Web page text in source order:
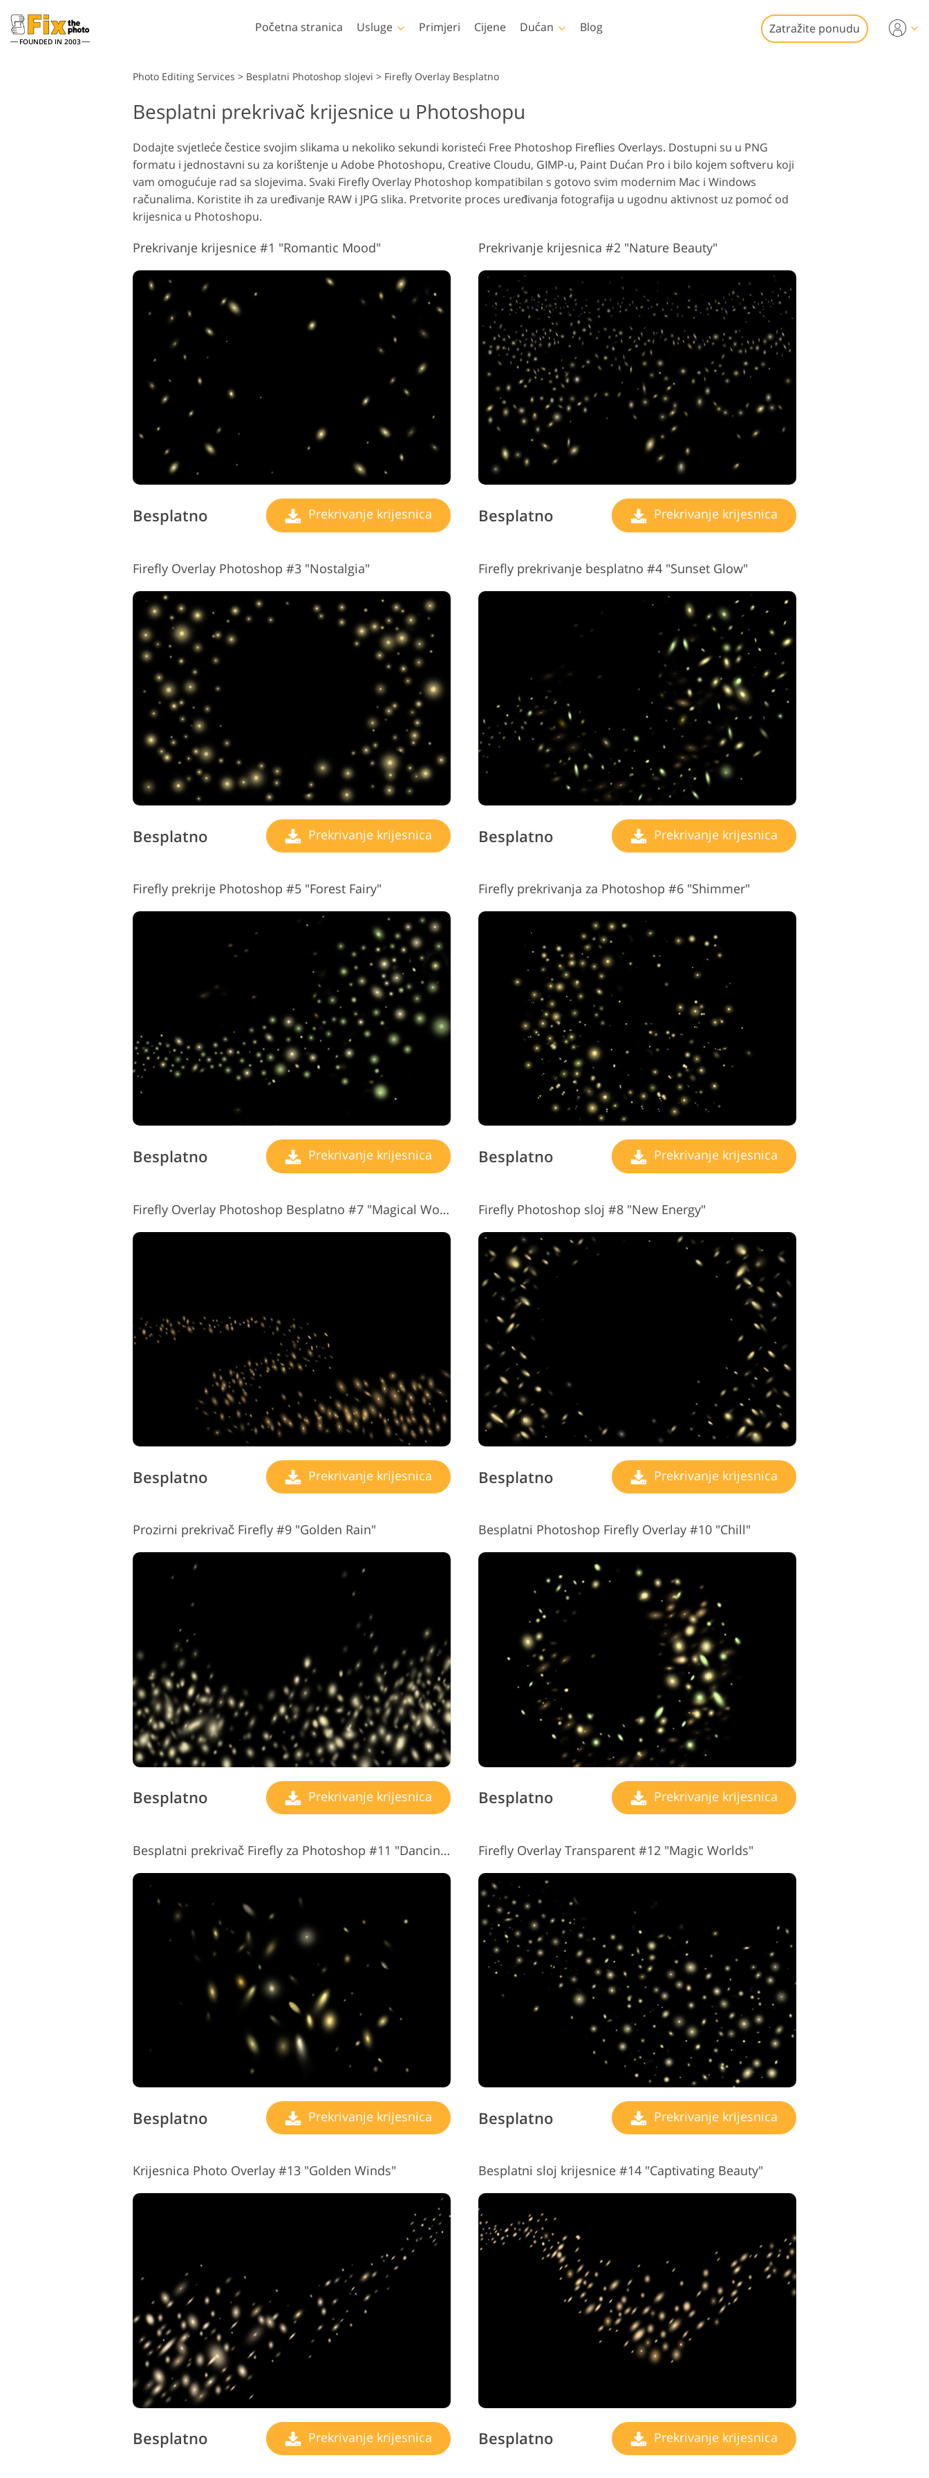
FOUNDED IN 2003
Početna stranica Usluge
novorođenčeta
nekretnina
fotografija
inteligencijom
Uređivanje fotografija
proizvoda
Uređivanje fotografija
Podaci za obuku AI Usluge video montaže
Primjeri Cijene Dućan
Lightroom
Lightroom Presets
Predpostavke najbolje
ponude
Mobilne Presets
Photoshop
Photoshop Akcije
Photoshop slojevi
Photoshop teksture
Cijele zbirke Ps Actions
Cijeli paketi Ps slojeva
Templates
Svi predlošci
Valentinovo čestitke
Pozivnice za vjenčanje
Pozivnica na dječju
zabavu
Profesionalni video
slojevi
Blog Zatražite ponudu
Photo Editing Services > Besplatni Photoshop slojevi > Firefly Overlay Besplatno
Besplatni prekrivač krijesnice u Photoshopu
Dodajte svjetleće čestice svojim slikama u nekoliko sekundi koristeći Free Photoshop Fireflies Overlays. Dostupni su u PNG
formatu i jednostavni su za korištenje u Adobe Photoshopu, Creative Cloudu, GIMP-u, Paint Dućan Pro i bilo kojem softveru koji
vam omogućuje rad sa slojevima. Svaki Firefly Overlay Photoshop kompatibilan s gotovo svim modernim Mac i Windows
računalima. Koristite ih za uređivanje RAW i JPG slika. Pretvorite proces uređivanja fotografija u ugodnu aktivnost uz pomoć od
krijesnica u Photoshopu.
Prekrivanje krijesnice #1 "Romantic Mood"
Besplatno Prekrivanje krijesnica
Prekrivanje krijesnica #2 "Nature Beauty"
Besplatno Prekrivanje krijesnica
Firefly Overlay Photoshop #3 "Nostalgia"
Besplatno Prekrivanje krijesnica
Firefly prekrivanje besplatno #4 "Sunset Glow"
Besplatno Prekrivanje krijesnica
Firefly prekrije Photoshop #5 "Forest Fairy"
Besplatno Prekrivanje krijesnica
Firefly prekrivanja za Photoshop #6 "Shimmer"
Besplatno Prekrivanje krijesnica
Firefly Overlay Photoshop Besplatno #7 "Magical World"
Besplatno Prekrivanje krijesnica
Firefly Photoshop sloj #8 "New Energy"
Besplatno Prekrivanje krijesnica
Prozirni prekrivač Firefly #9 "Golden Rain"
Besplatno Prekrivanje krijesnica
Besplatni Photoshop Firefly Overlay #10 "Chill"
Besplatno Prekrivanje krijesnica
Besplatni prekrivač Firefly za Photoshop #11 "Dancing Stars"
Besplatno Prekrivanje krijesnica
Firefly Overlay Transparent #12 "Magic Worlds"
Besplatno Prekrivanje krijesnica
Krijesnica Photo Overlay #13 "Golden Winds"
Besplatno Prekrivanje krijesnica
Besplatni sloj krijesnice #14 "Captivating Beauty"
Besplatno Prekrivanje krijesnica